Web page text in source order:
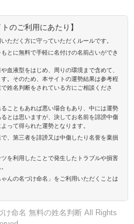
のご利用にあたり】
ただく方に守っていただくルールです。
とに無料で手軽に名付けの名前占いができ
血液型をはじめ、周りの環境まで含めて、
。そのため、本サイトの運勢結果は参考程
姓名判断をされている方にご相談くださ
こともあれば悪い場合もあり、中には運勢
とは思いますが、決してお名前を誹謗中傷
って得られた運勢となります。
、第三者を誹謗又は中傷したり名誉を棄損
を利用したことで発生したトラブルや損害
んの名づけ命名」をご利用いただくことは
け命名 無料の姓名判断 All Rights